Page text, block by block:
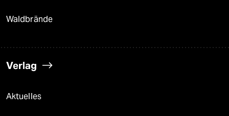
Waldbrände
Verlag
Aktuelles